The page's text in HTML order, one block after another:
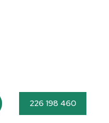
226 198 460